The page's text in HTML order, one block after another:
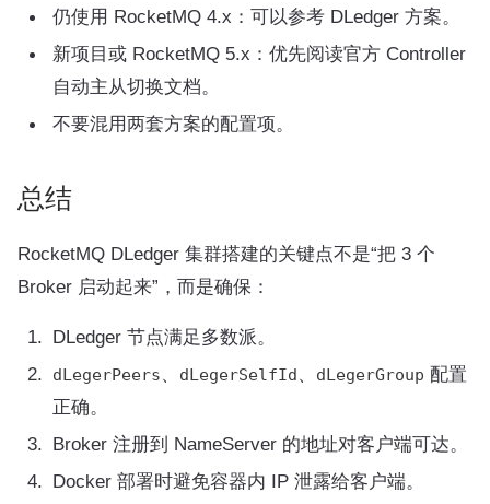
仍使用 RocketMQ 4.x：可以参考 DLedger 方案。
新项目或 RocketMQ 5.x：优先阅读官方 Controller
自动主从切换文档。
不要混用两套方案的配置项。
总结
RocketMQ DLedger 集群搭建的关键点不是“把 3 个
Broker 启动起来”，而是确保：
DLedger 节点满足多数派。
dLegerPeers、 dLegerSelfId、 dLegerGroup 配置
正确。
Broker 注册到 NameServer 的地址对客户端可达。
Docker 部署时避免容器内 IP 泄露给客户端。